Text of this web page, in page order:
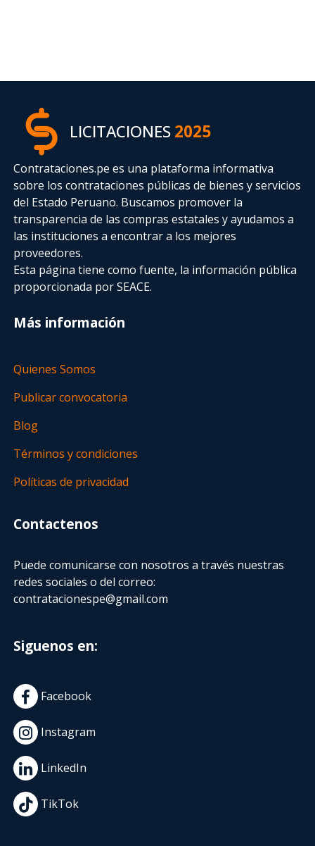
LICITACIONES2025
Contrataciones.pe es una plataforma informativa
sobre los contrataciones públicas de bienes y servicios
del Estado Peruano. Buscamos promover la
transparencia de las compras estatalesy ayudamos a
las instituciones a encontrar a los mejores
proveedores.
Esta página tiene como fuente, la información pública
proporcionada por SEACE.
Más información
Quienes Somos
Publicar convocatoria
Blog
Términos y condiciones
Políticas de privacidad
Contactenos
Puede comunicarse con nosotros a través nuestras
redes sociales o del correo:
contratacionespe@gmail.com
Siguenos en:
Facebook
Instagram
LinkedIn
TikTok